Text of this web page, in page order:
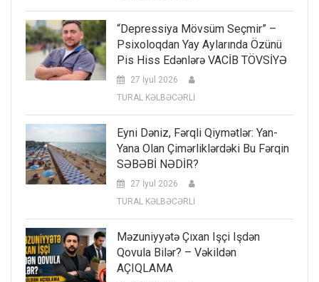
“Depressiya Mövsüm Seçmir” –
Psixoloqdan Yay Aylarında Özünü
Pis Hiss Edənlərə VACİB TÖVSİYƏ
27 İyul 2026
TURAL KƏLBƏCƏRLİ
Eyni Dəniz, Fərqli Qiymətlər: Yan-
Yana Olan Çimərliklərdəki Bu Fərqin
SƏBƏBİ NƏDİR?
27 İyul 2026
TURAL KƏLBƏCƏRLİ
Məzuniyyətə Çıxan Işçi Işdən
Qovula Bilər? – Vəkildən
AÇIQLAMA